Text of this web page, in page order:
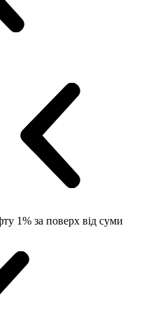
1% за поверх від суми